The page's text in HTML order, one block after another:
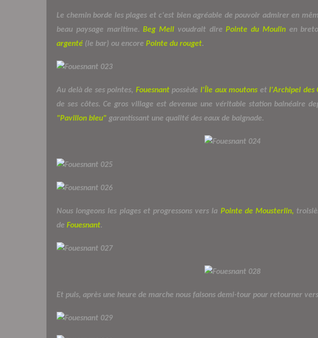
Le chemin borde les plages et c'est bien agréable de pouvoir admirer en
beau paysage maritime.Beg Meil voudrait direPointe du Moulinen
argenté (le bar) ou encore Pointe du rouget.
Au delà de ses pointes, Fouesnantpossède l'Île aux moutons etl'Archipel des
de ses côtes. Ce gros village est devenue une véritable station balnéaire
"Pavillon bleu" garantissant une qualité des eaux de baignade.
Nous longeons les plages et progressons vers la Pointe de Mousterlin,
de Fouesnant.
Et puis, après une heure de marche nous faisons demi-tour pour retourner vers